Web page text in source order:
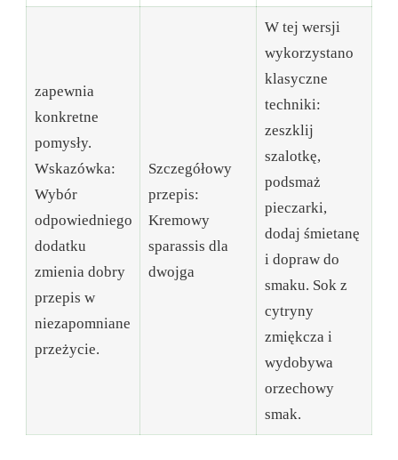
zapewnia
konkretne
pomysły.
Wskazówka:
Wybór
odpowiedniego
dodatku
zmienia dobry
przepis w
niezapomniane
przeżycie.
Szczegółowy
przepis:
Kremowy
sparassis dla
dwojga
W tej wersji
wykorzystano
klasyczne
techniki:
zeszklij
szalotkę,
podsmaż
pieczarki,
dodaj śmietanę
i dopraw do
smaku. Sok z
cytryny
zmiękcza i
wydobywa
orzechowy
smak.